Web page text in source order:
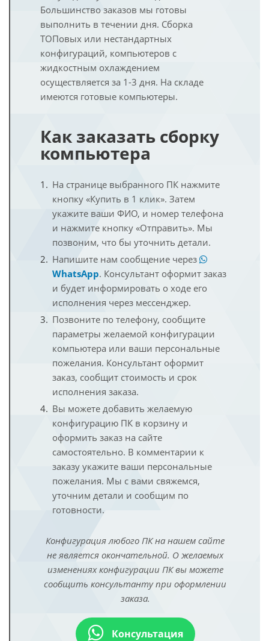
Большинство заказов мы готовы
выполнить в течении дня. Сборка
ТОПовых или нестандартных
конфигураций, компьютеров с
жидкостным охлаждением
осуществляется за 1-3 дня. На складе
имеются готовые компьютеры.
Как заказать сборку
компьютера
На странице выбранного ПК нажмите
кнопку «Купить в 1 клик». Затем
укажите ваши ФИО, и номер телефона
и нажмите кнопку «Отправить». Мы
позвоним, что бы уточнить детали.
Напишите нам сообщение через
WhatsApp. Консультант оформит заказ
и будет информировать о ходе его
исполнения через мессенджер.
Позвоните по телефону, сообщите
параметры желаемой конфигурации
компьютера или ваши персональные
пожелания. Консультант оформит
заказ, сообщит стоимость и срок
исполнения заказа.
Вы можете добавить желаемую
конфигурацию ПК в корзину и
оформить заказ на сайте
самостоятельно. В комментарии к
заказу укажите ваши персональные
пожелания. Мы с вами свяжемся,
уточним детали и сообщим по
готовности.
Конфигурация любого ПК на нашем сайте
не является окончательной. О желаемых
изменениях конфигурации ПК вы можете
сообщить консультанту при оформлении
заказа.
Консультация